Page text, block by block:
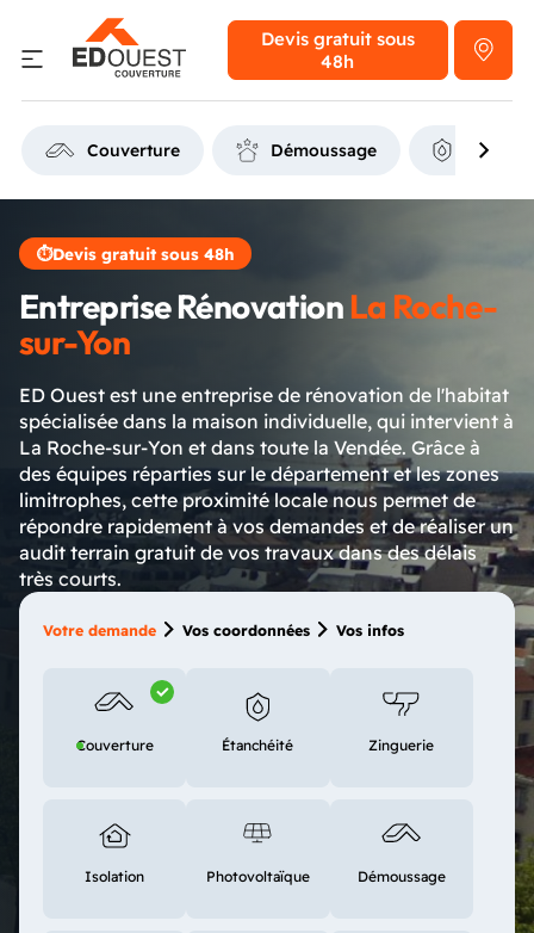
Devis gratuit sous
48h
Couverture Démoussage
⏱Devis gratuit sous 48h
Entreprise Rénovation La Roche-
sur-Yon
ED Ouest est une entreprise de rénovation de l'habitat
spécialisée dans la maison individuelle, qui intervient à
La Roche-sur-Yon et dans toute la Vendée. Grâce à
des équipes réparties sur le département et les zones
limitrophes, cette proximité locale nous permet de
répondre rapidement à vos demandes et de réaliser un
audit terrain gratuit de vos travaux dans des délais
très courts.
Votre demande Vos coordonnées Vos infos
Couverture Étanchéité Zinguerie
Isolation Photovoltaïque Démoussage